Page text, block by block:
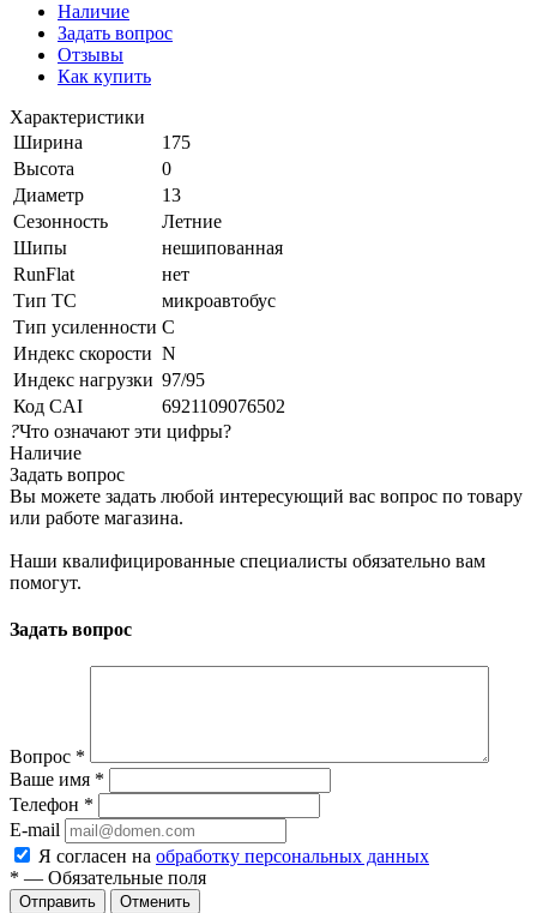
Наличие
Задать вопрос
Отзывы
Как купить
Характеристики
Ширина
175
Высота
0
Диаметр
13
Сезонность
Летние
Шипы
нешипованная
RunFlat
нет
Тип ТС
микроавтобус
Тип усиленности C
Индекс скорости N
Индекс нагрузки 97/95
Код CAI
6921109076502
?Что означают эти цифры?
Наличие
Задать вопрос
Вы можете задать любой интересующий вас вопрос по товару
или работе магазина.
Наши квалифицированные специалисты обязательно вам
помогут.
Задать вопрос
Вопрос *
Ваше имя *
Телефон *
E-mail
Я согласен на обработку персональных данных
* — Обязательные поля
Отменить